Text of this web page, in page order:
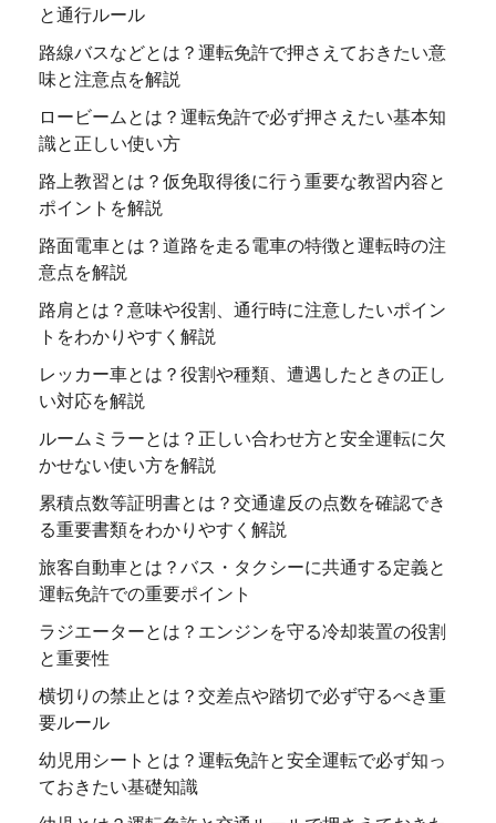
と通行ルール
路線バスなどとは？運転免許で押さえておきたい意
味と注意点を解説
ロービームとは？運転免許で必ず押さえたい基本知
識と正しい使い方
路上教習とは？仮免取得後に行う重要な教習内容と
ポイントを解説
路面電車とは？道路を走る電車の特徴と運転時の注
意点を解説
路肩とは？意味や役割、通行時に注意したいポイン
トをわかりやすく解説
レッカー車とは？役割や種類、遭遇したときの正し
い対応を解説
ルームミラーとは？正しい合わせ方と安全運転に欠
かせない使い方を解説
累積点数等証明書とは？交通違反の点数を確認でき
る重要書類をわかりやすく解説
旅客自動車とは？バス・タクシーに共通する定義と
運転免許での重要ポイント
ラジエーターとは？エンジンを守る冷却装置の役割
と重要性
横切りの禁止とは？交差点や踏切で必ず守るべき重
要ルール
幼児用シートとは？運転免許と安全運転で必ず知っ
ておきたい基礎知識